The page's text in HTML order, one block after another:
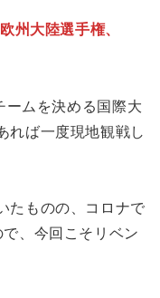
欧州大陸選手権、
ムを決める国際大
れば一度現地観戦し
たものの、コロナで
、今回こそリベン